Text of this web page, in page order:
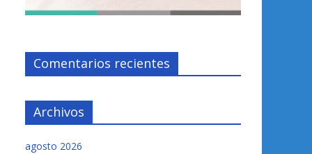
Comentarios recientes
Archivos
agosto 2026